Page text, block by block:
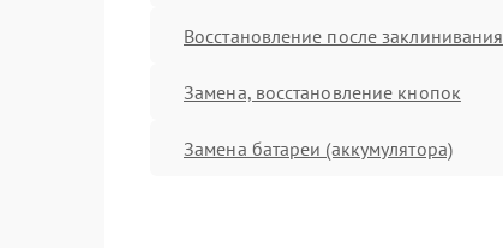
Восстановление после заклинивания
Замена, восстановление кнопок
Замена батареи (аккумулятора)